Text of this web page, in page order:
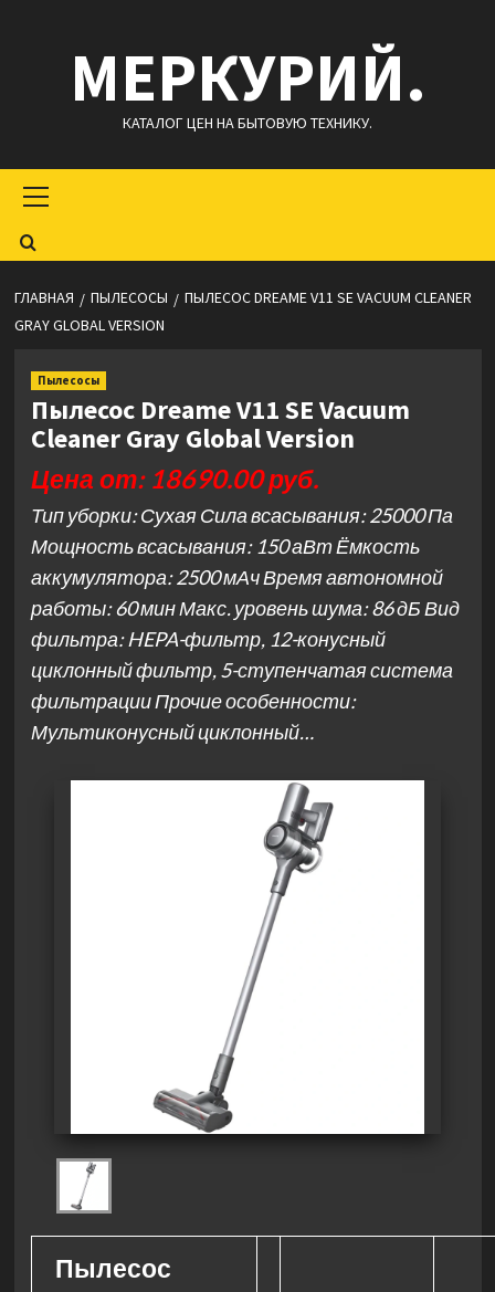
содержимомуМЕРКУРИЙ.
КАТАЛОГ ЦЕН НА БЫТОВУЮ ТЕХНИКУ.
меню
ГЛАВНАЯ ПЫЛЕСОСЫ
ПЫЛЕСОС DREAME V11 SE VACUUM CLEANER
GRAY GLOBAL VERSION
Пылесосы
Пылесос Dreame V11 SE Vacuum
Cleaner Gray Global Version
Цена от: 18690.00 руб.
Тип уборки: Сухая Сила всасывания: 25000 Па
Мощность всасывания: 150 аВт Ёмкость
аккумулятора: 2500 мАч Время автономной
работы: 60 мин Макс. уровень шума: 86 дБ Вид
фильтра: HEPA-фильтр, 12-конусный
циклонный фильтр, 5-ступенчатая система
фильтрации Прочие особенности:
Мультиконусный циклонный…
Пылесос